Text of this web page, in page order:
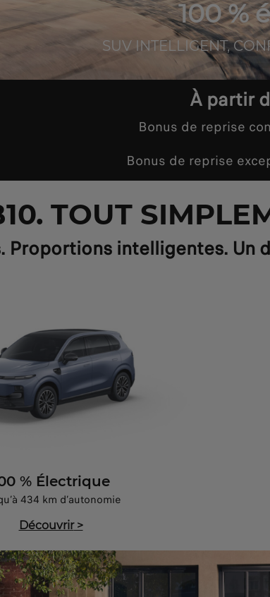
100 %
SUV INTELLIGENT,
À partir
Bonus de reprise
Bonus de reprise
TOUT
Proportions intelligentes.
% Électrique
434 km d’autonomie
Découvrir>